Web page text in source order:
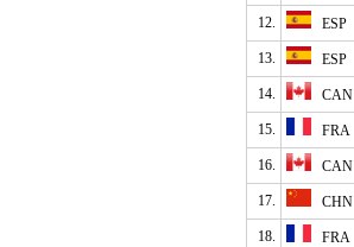
12. ESP
13. ESP
14. CAN
15. FRA
16. CAN
17. CHN
18. FRA